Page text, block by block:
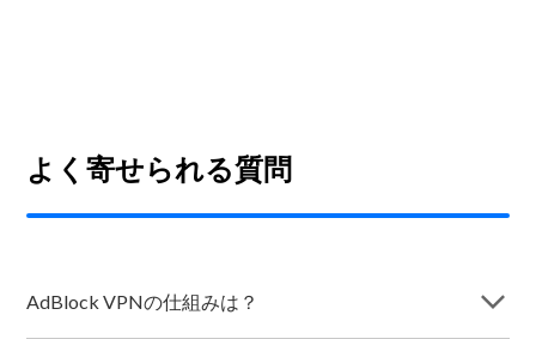
よく寄せられる質問
AdBlock VPNの仕組みは？ arrow_forward_ios